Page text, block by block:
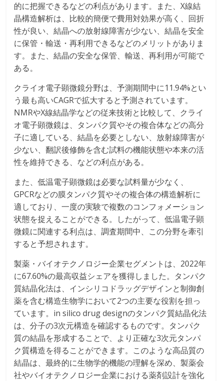
的に把握できるなどの利点があります。また、X線結
晶構造解析は、比較的簡便で費用対効果が高く、回折
性が良い、結晶への放射線障害が少ない、結晶を安全
に保管・輸送・再利用できるなどのメリットがありま
す。また、結晶の安全な保管、輸送、再利用が可能で
ある。
クライオ電子顕微鏡分野は、予測期間中に11.94%とい
う最も高いCAGRで拡大すると予測されています。
NMRやX線結晶学などの従来技術と比較して、クライ
オ電子顕微鏡は、タンパク質やその複合体などの高分
子に適している、結晶を必要としない、放射線障害が
少ない、翻訳後修飾を含む試料の機能状態や本来の活
性を維持できる、などの利点がある。
また、低温電子顕微鏡は必要な試料量が少なく、
GPCRなどの膜タンパク質やその複合体の構造解析に
適しており、一度の実験で複数のコンフォメーション
状態を捉えることができる。したがって、低温電子顕
微鏡に関連する利点は、調査期間中、この分野を牽引
すると予想されます。
製薬・バイオテクノロジー企業セグメントは、2022年
に67.60%の最高収益シェアを獲得しました。タンパク
質結晶化法は、インシリコドラッグデザインと制御創
薬を含む構造生物学において2つの主要な役割を担っ
ています。in silico drug designのタンパク質結晶化法
は、分子の3次元構造を確認するものです。タンパク
質の結晶を形成することで、より正確な3次元タンパ
ク質構造を得ることができます。このような高品質の
結晶は、最終的に生物学的機能の理解を深め、製薬会
社やバイオテクノロジー企業における薬剤設計を強化